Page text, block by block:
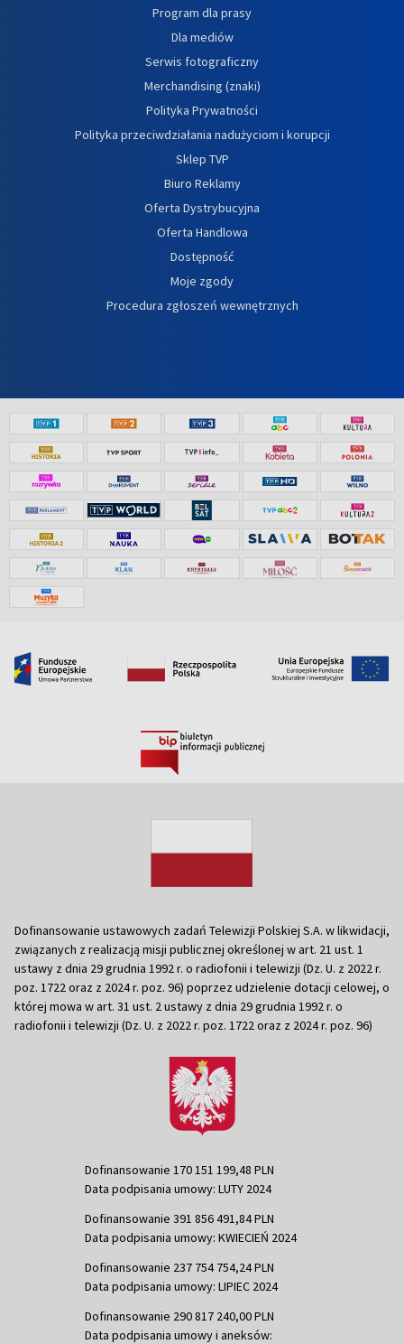
Program dla prasy
Dla mediów
Serwis fotograficzny
Merchandising (znaki)
Polityka Prywatności
Polityka przeciwdziałania nadużyciom i korupcji
Sklep TVP
Biuro Reklamy
Oferta Dystrybucyjna
Oferta Handlowa
Dostępność
Moje zgody
Procedura zgłoszeń wewnętrznych
Dofinansowanie ustawowych zadań Telewizji Polskiej S.A. w likwidacji,
związanych z realizacją misji publicznej określonej w art. 21 ust. 1
ustawy z dnia 29 grudnia 1992 r. o radiofonii i telewizji (Dz. U. z 2022 r.
poz. 1722 oraz z 2024 r. poz. 96) poprzez udzielenie dotacji celowej, o
której mowa w art. 31 ust. 2 ustawy z dnia 29 grudnia 1992 r. o
radiofonii i telewizji (Dz. U. z 2022 r. poz. 1722 oraz z 2024 r. poz. 96)
Dofinansowanie 170 151 199,48 PLN
Data podpisania umowy: LUTY 2024
Dofinansowanie 391 856 491,84 PLN
Data podpisania umowy: KWIECIEŃ 2024
Dofinansowanie 237 754 754,24 PLN
Data podpisania umowy: LIPIEC 2024
Dofinansowanie 290 817 240,00 PLN
Data podpisania umowy i aneksów: